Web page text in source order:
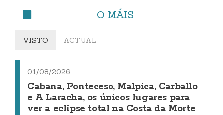
O MÁIS
VISTO ACTUAL
01/08/2026
Cabana, Ponteceso, Malpica, Carballo
e A Laracha, os únicos lugares para
ver a eclipse total na Costa da Morte